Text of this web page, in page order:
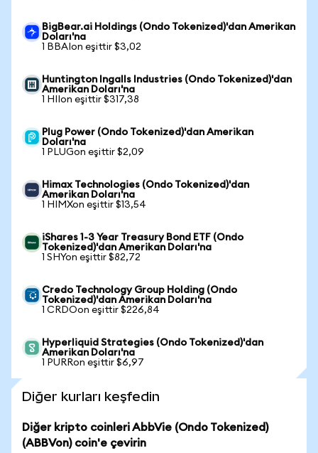
BigBear.ai Holdings (Ondo Tokenized)'dan Amerikan
Doları'na
1 BBAIon eşittir $3,02
Huntington Ingalls Industries (Ondo Tokenized)'dan
Amerikan Doları'na
1 HIIon eşittir $317,38
Plug Power (Ondo Tokenized)'dan Amerikan
Doları'na
1 PLUGon eşittir $2,09
Himax Technologies (Ondo Tokenized)'dan
Amerikan Doları'na
1 HIMXon eşittir $13,54
iShares 1-3 Year Treasury Bond ETF (Ondo
Tokenized)'dan Amerikan Doları'na
1 SHYon eşittir $82,72
Credo Technology Group Holding (Ondo
Tokenized)'dan Amerikan Doları'na
1 CRDOon eşittir $226,84
Hyperliquid Strategies (Ondo Tokenized)'dan
Amerikan Doları'na
1 PURRon eşittir $6,97
Diğer kurları keşfedin
Diğer kripto coinleri AbbVie (Ondo Tokenized)
(ABBVon) coin'e çevirin